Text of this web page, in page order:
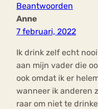
Beantwoorden
Anne
7 februari, 2022
Ik drink zelf echt
aan mijn vader die
ook omdat ik er
wanneer ik anderen
raar om niet te